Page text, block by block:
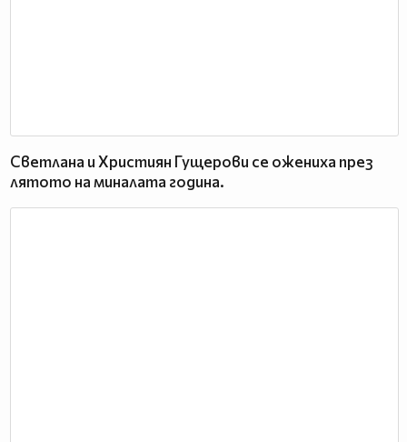
Светлана и Християн Гущерови се ожениха през
лятото на миналата година.